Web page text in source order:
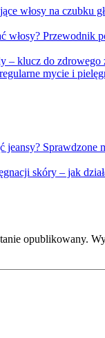
włosy na czubku
włosy? Przewodnik
– klucz do zdrowego
mycie i
jeansy? Sprawdzone
skóry – jak
opublikowany.